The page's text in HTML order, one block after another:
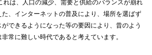
れは、人口の減少、需要と供給のバランスが崩れ
、インターネットの普及により、場所を選ばず
できるようになった等の要因により、昔のよう
常に難しい時代であると考えています。